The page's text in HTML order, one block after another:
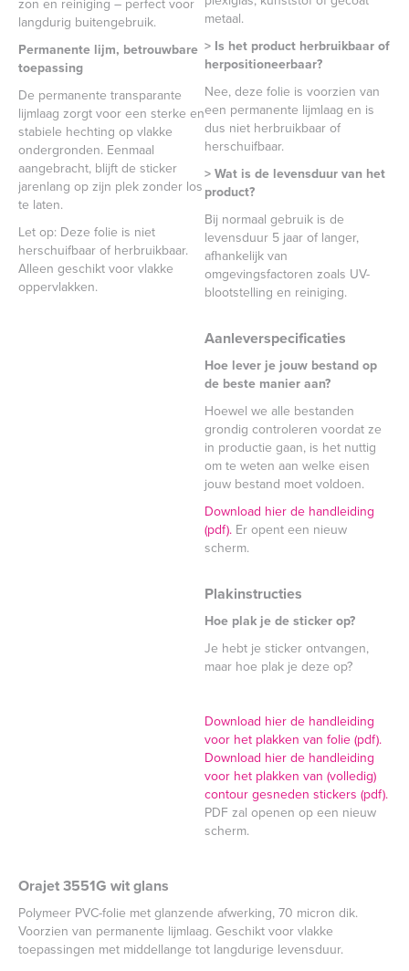
zon en reiniging – perfect voor
langdurig buitengebruik.
Permanente lijm, betrouwbare
toepassing
De permanente transparante
lijmlaag zorgt voor een sterke en
stabiele hechting op vlakke
ondergronden. Eenmaal
aangebracht, blijft de sticker
jarenlang op zijn plek zonder los
te laten.
Let op: Deze folie is niet
herschuifbaar of herbruikbaar.
Alleen geschikt voor vlakke
oppervlakken.
metaal.
> Is het product herbruikbaar of
herpositioneerbaar?
Nee, deze folie is voorzien van
een permanente lijmlaag en is
dus niet herbruikbaar of
herschuifbaar.
> Wat is de levensduur van het
product?
Bij normaal gebruik is de
levensduur 5 jaar of langer,
afhankelijk van
omgevingsfactoren zoals UV-
blootstelling en reiniging.
Aanleverspecificaties
Hoe lever je jouw bestand op
de beste manier aan?
Hoewel we alle bestanden
grondig controleren voordat ze
in productie gaan, is het nuttig
om te weten aan welke eisen
jouw bestand moet voldoen.
Download hier de handleiding
(pdf). Er opent een nieuw
scherm.
Plakinstructies
Hoe plak je de sticker op?
Je hebt je sticker ontvangen,
maar hoe plak je deze op?
Download hier de handleiding
voor het plakken van folie (pdf).
Download hier de handleiding
voor het plakken van (volledig)
contour gesneden stickers (pdf).
PDF zal openen op een nieuw
scherm.
Orajet 3551G wit glans
Polymeer PVC-folie met glanzende afwerking, 70 micron dik.
Voorzien van permanente lijmlaag. Geschikt voor vlakke
toepassingen met middellange tot langdurige levensduur.